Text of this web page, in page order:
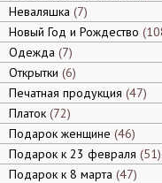
Неваляшка 7
Новый Год и Рождество
Одежда 7
Открытки 6
Печатная продукция 47
Платок 72
Подарок женщине 46
Подарок к 23 февраля 51
Подарок к 8 марта 47